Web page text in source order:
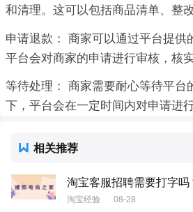
和清理。这可以包括商品清单、整改
申请退款： 商家可以通过平台提供
平台会对商家的申请进行审核，核
等待处理： 商家需要耐心等待平台
下，平台会在一定时间内对申请进行
相关推荐
淘宝客服招聘需要打字吗
淘宝经验 08-28